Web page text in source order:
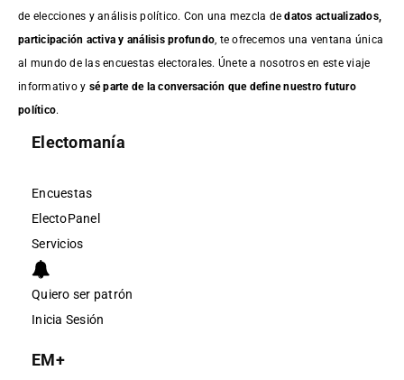
de elecciones y análisis político. Con una mezcla dedatos actualizados,
participación activa y análisis profundo , te ofrecemos una ventana única
al mundo de las encuestas electorales. Únete a nosotros en este viaje
informativo y sé parte de la conversación que define nuestro futuro
político.
Electomanía
Encuestas
ElectoPanel
Servicios
Quiero ser patrón
Inicia Sesión
EM+